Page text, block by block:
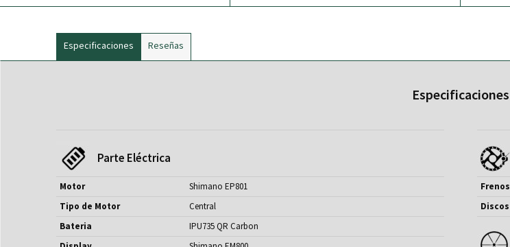
Especificaciones
Especificaciones
Parte Eléctrica
Motor
Shimano EP801
Tipo de Motor
Central
Bateria
IPU735 QR Carbon
Frenos
Discos
Reseñas